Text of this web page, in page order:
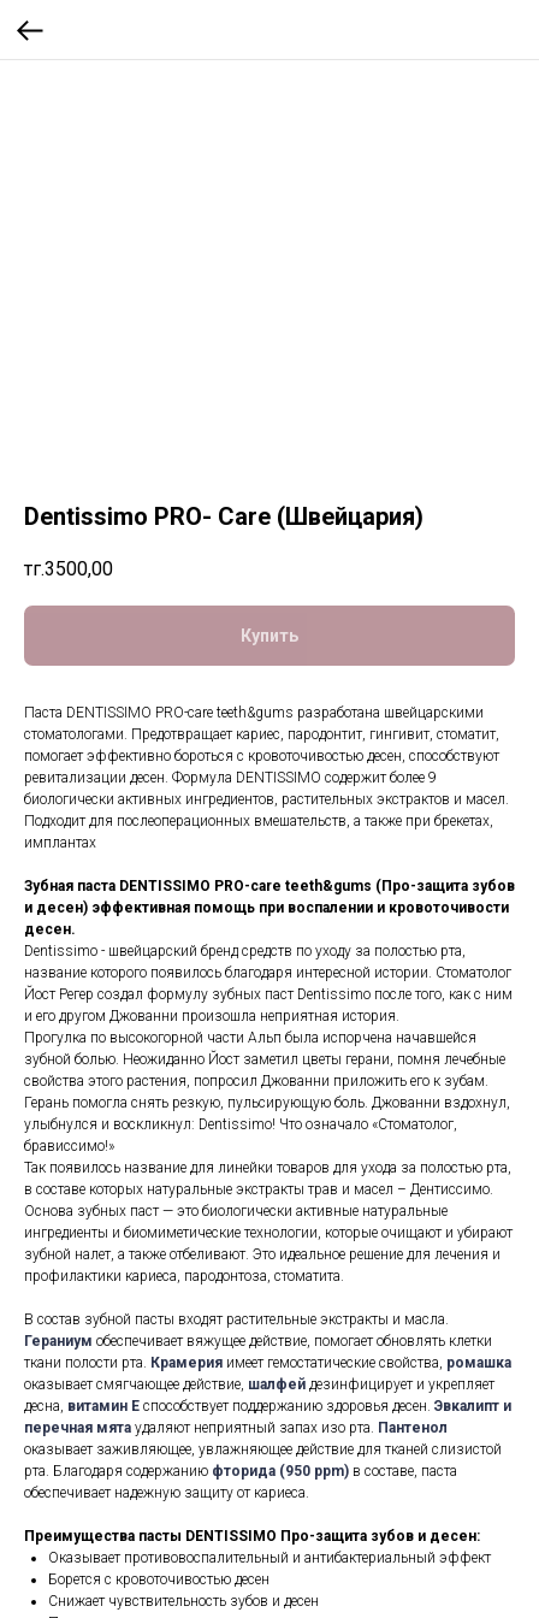
Dentissimo PRO- Care (Швейцария)
тңг.3500,00
Купить
Паста DENTISSIMO PRO-care teeth&gums разработана швейцарскими
стоматологами. Предотвращает кариес, пародонтит, гингивит, стоматит,
помогает эффективно бороться с кровоточивостью десен, способствуют
ревитализации десен. Формула DENTISSIMO содержит более 9
биологически активных ингредиентов, растительных экстрактов и масел.
Подходит для послеоперационных вмешательств, а также при брекетах,
имплантах
Зубная паста DENTISSIMO PRO-care teeth&gums (Про-защита зубов
и десен) эффективная помощь при воспалении и кровоточивости
десен.
Dentissimo - швейцарский бренд средств по уходу за полостью рта,
название которого появилось благодаря интересной истории. Стоматолог
Йост Регер создал формулу зубных паст Dentissimo после того, как с ним
и его другом Джованни произошла неприятная история.
Прогулка по высокогорной части Альп была испорчена начавшейся
зубной болью. Неожиданно Йост заметил цветы герани, помня лечебные
свойства этого растения, попросил Джованни приложить его к зубам.
Герань помогла снять резкую, пульсирующую боль. Джованни вздохнул,
улыбнулся и воскликнул: Dentissimo! Что означало «Стоматолог,
брависсимо!»
Так появилось название для линейки товаров для ухода за полостью рта,
в составе которых натуральные экстракты трав и масел – Дентиссимо.
Основа зубных паст — это биологически активные натуральные
ингредиенты и биомиметические технологии, которые очищают и убирают
зубной налет, а также отбеливают. Это идеальное решение для лечения и
профилактики кариеса, пародонтоза, стоматита.
В состав зубной пасты входят растительные экстракты и масла.
Гераниум обеспечивает вяжущее действие, помогает обновлять клетки
ткани полости рта. Крамерия имеет гемостатические свойства, ромашка
оказывает смягчающее действие, шалфей дезинфицирует и укрепляет
десна, витамин Е способствует поддержанию здоровья десен. Эвкалипт и
перечная мята удаляют неприятный запах изо рта. Пантенол
оказывает заживляющее, увлажняющее действие для тканей слизистой
рта. Благодаря содержанию фторида (950 ppm) в составе, паста
обеспечивает надежную защиту от кариеса.
Преимущества пасты DENTISSIMO Про-защита зубов и десен:
Оказывает противовоспалительный и антибактериальный эффект
Борется с кровоточивостью десен
Снижает чувствительность зубов и десен